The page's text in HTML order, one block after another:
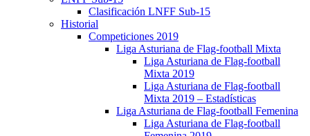
Clasificación LNFF Sub-15
Historial
Competiciones 2019
Liga Asturiana de Flag-football Mixta
Liga Asturiana de Flag-football
Mixta 2019
Liga Asturiana de Flag-football
Mixta 2019 – Estadísticas
Liga Asturiana de Flag-football Femenina
Liga Asturiana de Flag-football